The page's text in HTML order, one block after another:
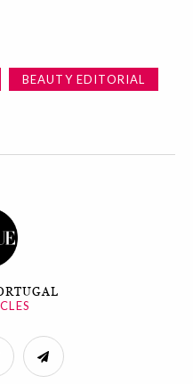
BEAUTY EDITORIAL